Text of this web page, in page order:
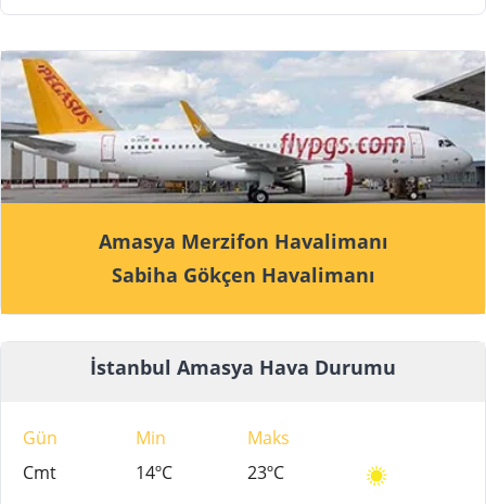
Amasya Merzifon Havalimanı
Sabiha Gökçen Havalimanı
İstanbul Amasya Hava Durumu
Gün Min
Maks
Cmt
14ºC
23ºC